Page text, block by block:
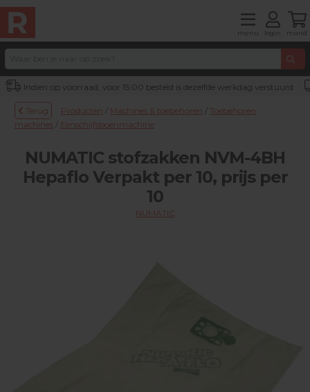
menu login mand
Indien op voorraad, voor 15:00 besteld is dezelfde werkdag verstuurd
Terug Producten / Machines & toebehoren / Toebehoren
machines / Eenschijfsboenmachine
NUMATIC stofzakken NVM-4BH
Hepaflo Verpakt per 10, prijs per
10
NUMATIC